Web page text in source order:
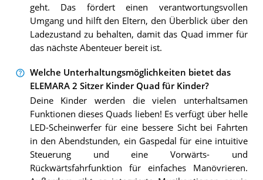
geht. Das fördert einen verantwortungsvollen
Umgang und hilft den Eltern, den Überblick über den
Ladezustand zu behalten, damit das Quad immer für
das nächste Abenteuer bereit ist.
Welche Unterhaltungsmöglichkeiten bietet das
ELEMARA 2 Sitzer Kinder Quad für Kinder?
Deine Kinder werden die vielen unterhaltsamen
Funktionen dieses Quads lieben! Es verfügt über helle
LED-Scheinwerfer für eine bessere Sicht bei Fahrten
in den Abendstunden, ein Gaspedal für eine intuitive
Steuerung und eine Vorwärts- und
Rückwärtsfahrfunktion für einfaches Manövrieren.